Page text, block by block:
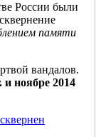
России были
памяти
вандалов.
и ноябре 2014